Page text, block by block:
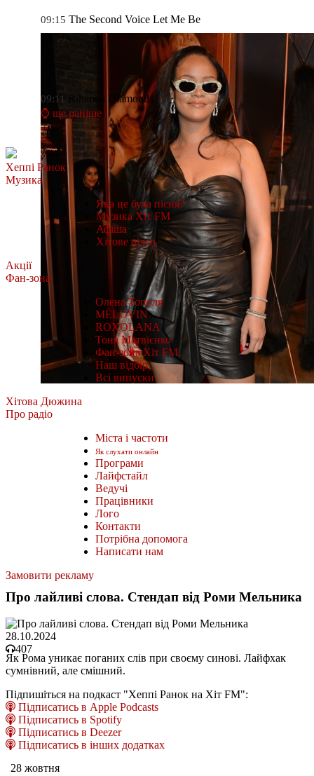
09:15 The Second Voice Let Me Be
09:11 Rihanna Diamonds
⌚ ще раніше
Хеппі Ранок
Музика
Яка це була пісня?
Музика Хіт FM
Афіша
Хітове відео
Акції
Фан-зона
Олена Тополя
MÉLOVIN
ROXOLANA
Тоня Матвієнко
Фан-зона Хіт FM.
Наш відбір
Всі випуски
Хітова Дюжина
Про радіо
Міста і частоти
Як слухати онлайн
Програми
Лайфстайл
Ведучі
Працівники
Лого
Контакти
Потрібна допомога
Написати нам
Замовити рекламу
Про лайливі слова. Стендап від Роми Мельника
28.10.2024
407
Як Рома уникає поганих слів при своєму синові. Лайфхак
сумнівний, але смішний.
Підпишіться на подкаст "Хеппі Ранок на Хіт FM":
Підписатись в Apple Podcasts
Підписатись в Spotify
Підписатись в Deezer
Підписатись в інших додатках
28 жовтня